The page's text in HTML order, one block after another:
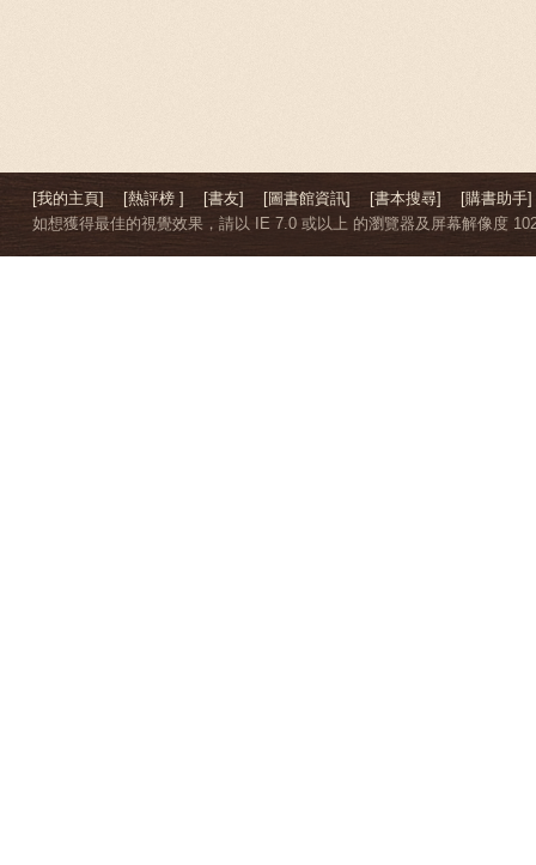
[我的主頁] [熱評榜 ] [書友] [圖書館資訊] [書本搜尋]
[購書助手]
如想獲得最佳的視覺效果，請以 IE 7.0 或以上 的瀏覽器及屏幕解像度